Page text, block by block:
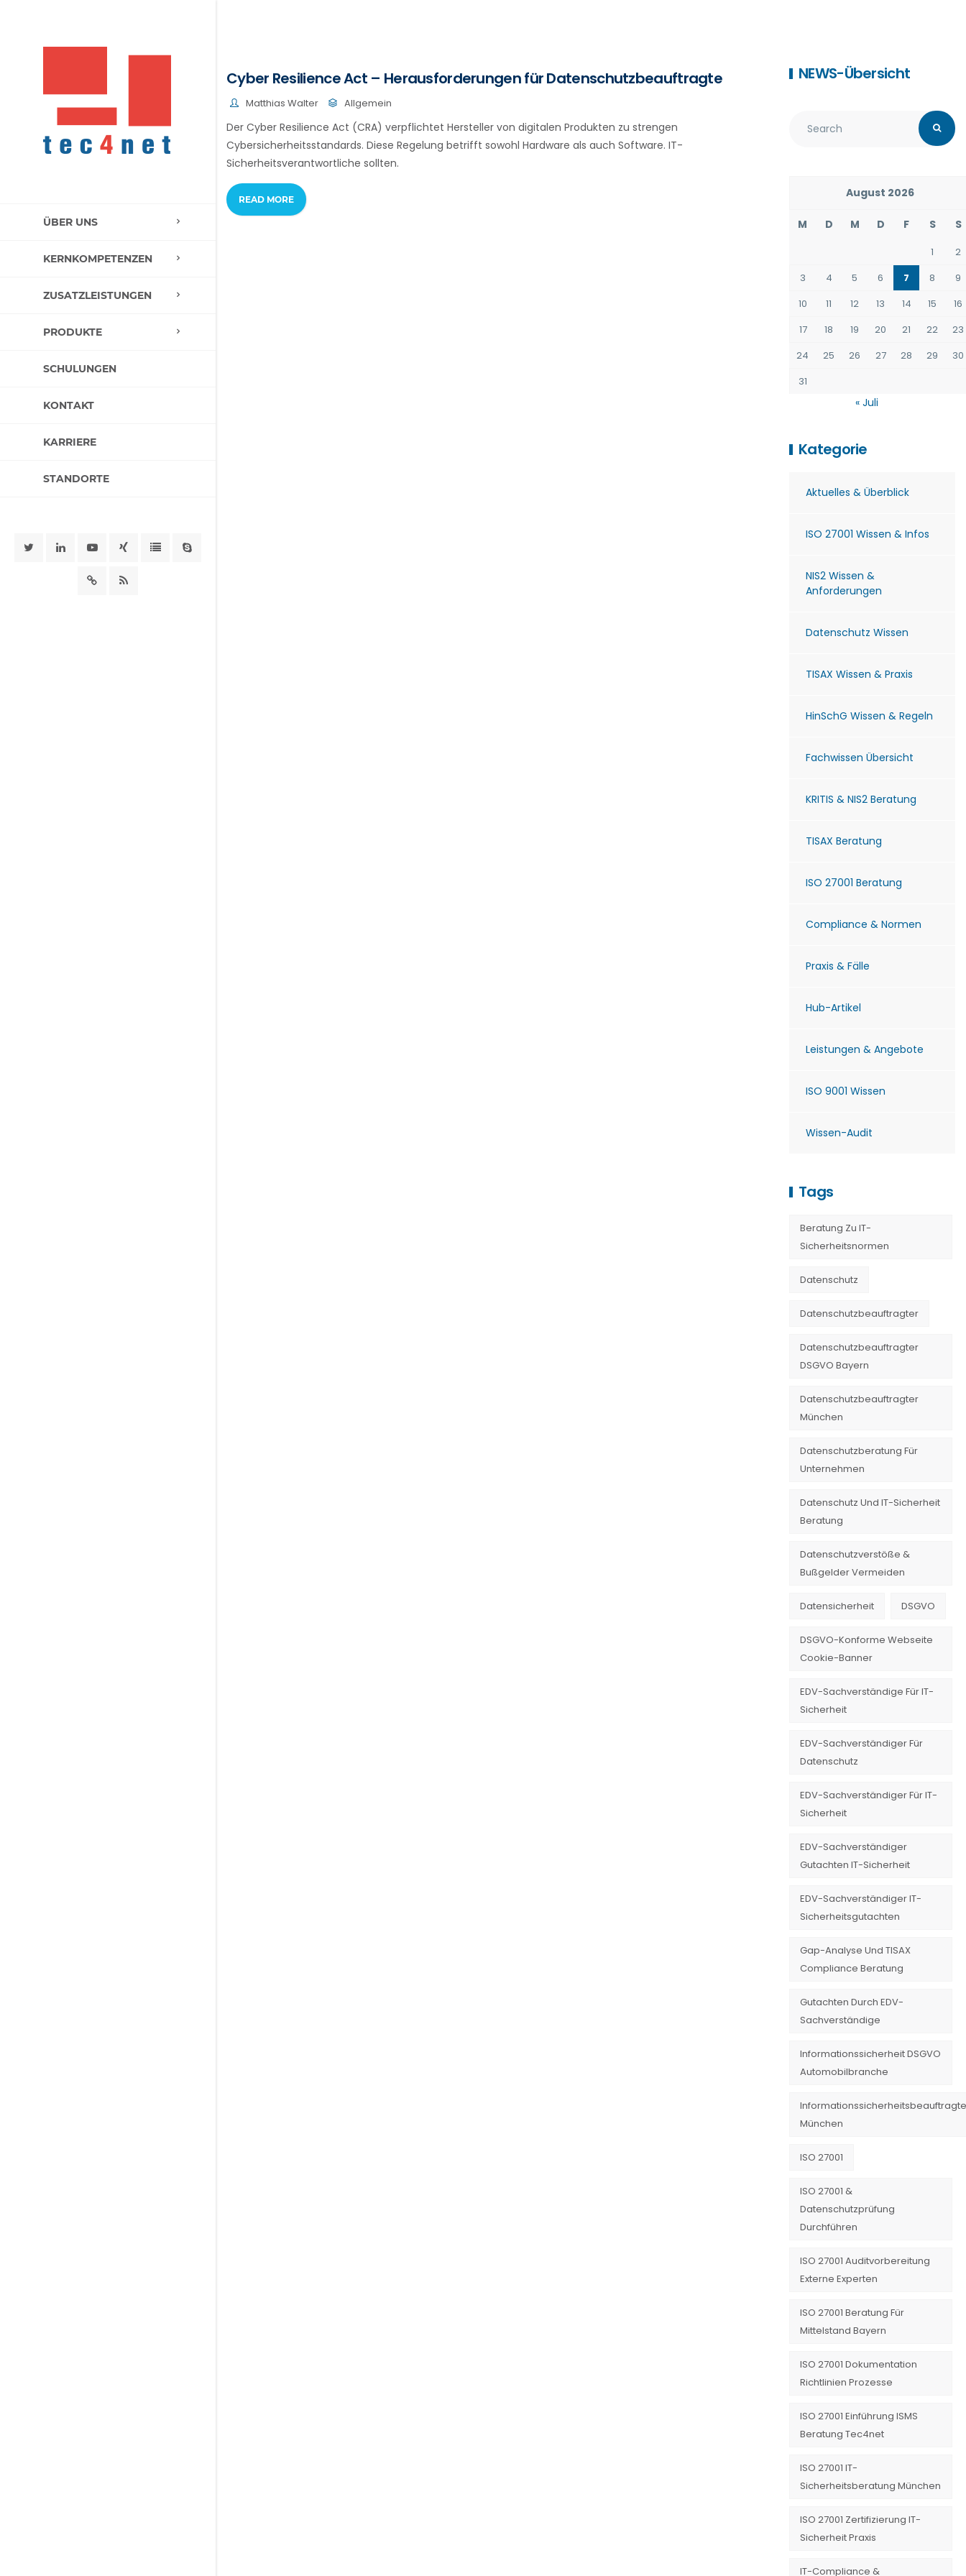
ÜBER UNS
KERNKOMPETENZEN
ZUSATZLEISTUNGEN
PRODUKTE
SCHULUNGEN
KONTAKT
KARRIERE
STANDORTE
Cyber Resilience Act – Herausforderungen für Datenschutzbeauftragte
Matthias Walter Allgemein
Der Cyber Resilience Act (CRA) verpflichtet Hersteller von digitalen Produkten zu strengen
Cybersicherheitsstandards. Diese Regelung betrifft sowohl Hardware als auch Software. IT-
Sicherheitsverantwortliche sollten.
READ MORE
NEWS-Übersicht
August 2026
M D M D F S S
1
2
3
4 5 6 7 8
9
10
11 12 13 14 15
16
17
18 19 20 21 22
23
24
25 26 27 28 29
30
31
« Juli
Kategorie
Aktuelles & Überblick
ISO 27001 Wissen & Infos
NIS2 Wissen &
Anforderungen
Datenschutz Wissen
TISAX Wissen & Praxis
HinSchG Wissen & Regeln
Fachwissen Übersicht
KRITIS & NIS2 Beratung
TISAX Beratung
ISO 27001 Beratung
Compliance & Normen
Praxis & Fälle
Hub-Artikel
Leistungen & Angebote
ISO 9001 Wissen
Wissen-Audit
Tags
Beratung Zu IT-
Sicherheitsnormen
Datenschutz
Datenschutzbeauftragter
Datenschutzbeauftragter
DSGVO Bayern
Datenschutzbeauftragter
München
Datenschutzberatung Für
Unternehmen
Datenschutz Und IT-Sicherheit
Beratung
Datenschutzverstöße &
Bußgelder Vermeiden
Datensicherheit DSGVO
DSGVO-Konforme Webseite
Cookie-Banner
EDV-Sachverständige Für IT-
Sicherheit
EDV-Sachverständiger Für
Datenschutz
EDV-Sachverständiger Für IT-
Sicherheit
EDV-Sachverständiger
Gutachten IT-Sicherheit
EDV-Sachverständiger IT-
Sicherheitsgutachten
Gap-Analyse Und TISAX
Compliance Beratung
Gutachten Durch EDV-
Sachverständige
Informationssicherheit DSGVO
Automobilbranche
München
ISO 27001
ISO 27001 &
Datenschutzprüfung
Durchführen
ISO 27001 Auditvorbereitung
Externe Experten
ISO 27001 Beratung Für
Mittelstand Bayern
ISO 27001 Dokumentation
Richtlinien Prozesse
ISO 27001 Einführung ISMS
Beratung Tec4net
ISO 27001 IT-
Sicherheitsberatung München
ISO 27001 Zertifizierung IT-
Sicherheit Praxis
IT-Compliance &